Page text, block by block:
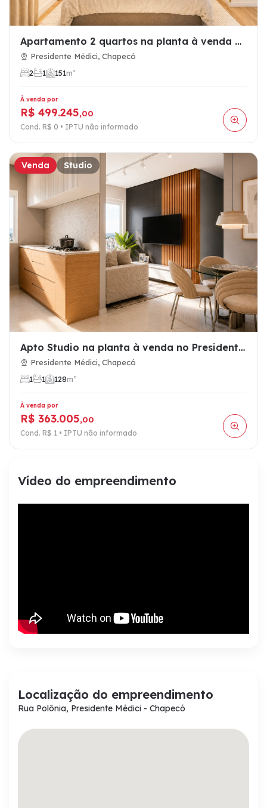
Apartamento 2 quartos na planta à venda no Presidente Médici…
Presidente Médici, Chapecó
2
1 151m²
À venda por
R$ 499.245,00
Cond. R$ 0 • IPTU não informado
Venda Studio
Apto Studio na planta à venda no Presidente Médici, Chapecó …
Presidente Médici, Chapecó
1
1 128m²
À venda por
R$ 363.005,00
Cond. R$ 1 • IPTU não informado
Vídeo do empreendimento
Localização do empreendimento
Rua Polônia, Presidente Médici - Chapecó